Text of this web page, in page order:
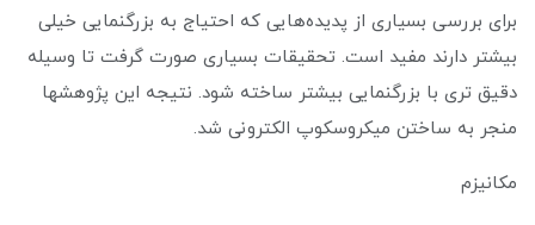
برای بررسی بسیاری از پدیده‌هایی که احتیاج به بزرگنمایی خیلی
بیشتر دارند مفید است. تحقیقات بسیاری صورت گرفت تا وسیله
دقیق تری با بزرگنمایی بیشتر ساخته شود. نتیجه این پژوهشها
منجر به ساختن میکروسکوپ الکترونی شد.
مکانیزم